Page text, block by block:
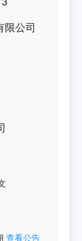
限公司
查看公告